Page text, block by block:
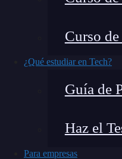
Curso
¿Qué estudiar en Tech?
Guía de
Haz el
Para empresas
Touch y
comentario con